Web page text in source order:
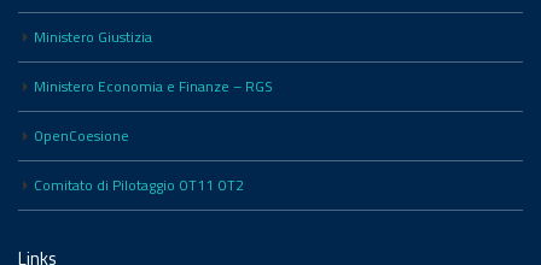
Ministero Giustizia
Ministero Economia e Finanze – RGS
OpenCoesione
Comitato di Pilotaggio OT11 OT2
Links